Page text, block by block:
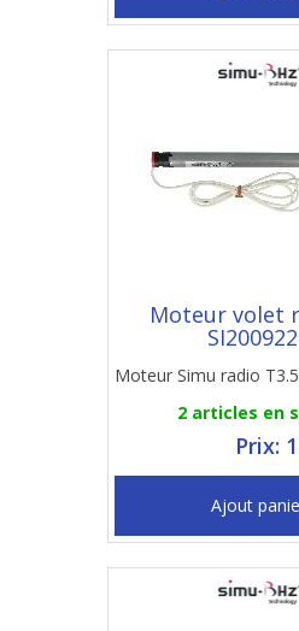
Moteur volet
Moteur Simu radio
2 articles en
Prix:
Ajout